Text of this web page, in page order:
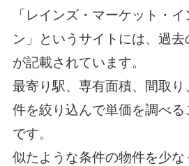
「レインズ・マーケット・
ン」というサイトには、過
が記載されています。
最寄り駅、専有面積、間取
件を絞り込んで単価を調べる
です。
似たような条件の物件を少な